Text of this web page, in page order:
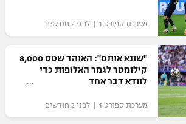
מערכת ספורט 1 | לפני 2 חודשים
"שונא אותם": האוהד שטס 8,000
קילומטר לגמר האלופות כדי
לוודא דבר אחד
מערכת ספורט 1 | לפני 2 חודשים